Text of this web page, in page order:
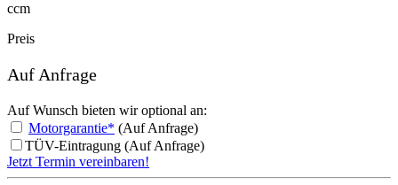
ccm
Preis
Auf Anfrage
Auf Wunsch bieten wir optional an:
Motorgarantie* (Auf Anfrage)
TÜV-Eintragung (Auf Anfrage)
Jetzt Termin vereinbaren!